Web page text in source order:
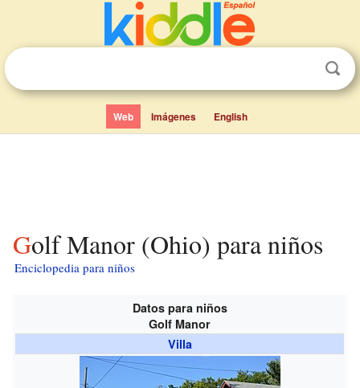
Web Imágenes English
Golf Manor (Ohio) para niños
Enciclopedia para niños
Datos para niños
Golf Manor
Villa